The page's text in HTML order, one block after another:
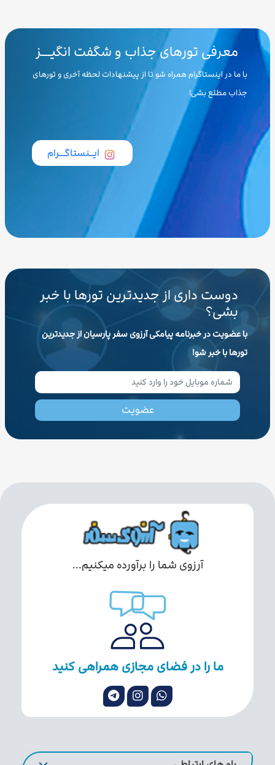
معرفی تورهای جذاب و شگفت انگیـــز
با ما در اینستاگرام همراه شو تا از پیشنهادات لحظه آخری و تورهای
جذاب مطلع بشی!
ایــنستاگـــرام
دوست داری از جدیدترین تورها با خبر
بشی؟
با عضویت در خبرنامه پیامکی آرزوی سفر پارسیان از جدیدترین
تورها با خبر شو!
عضویت
آرزوی شما را برآورده میکنیم...
ما را در فضای مجازی همراهی کنید